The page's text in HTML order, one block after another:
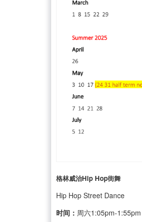
格林威治Hip Hop街舞
Hip Hop Street Dance
时间： 周六1:05pm-